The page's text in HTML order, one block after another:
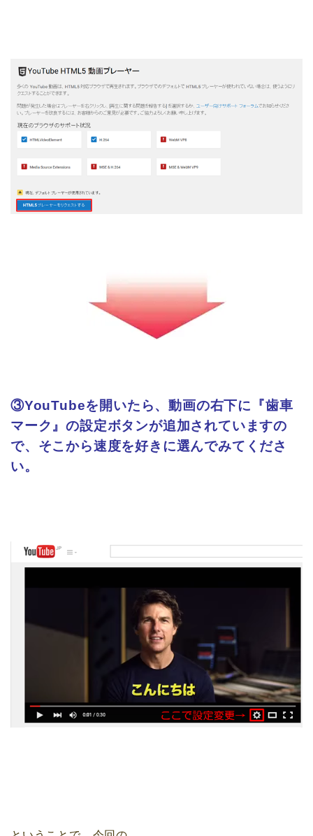
③YouTubeを開いたら、動画の右下に 『歯車
マーク』の設定ボタンが追加されていますの
で、 そこから速度を好きに選んでみてくださ
い。